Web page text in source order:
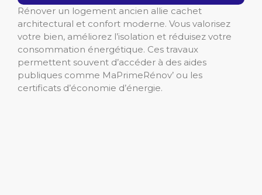
Rénover un logement ancien allie cachet
architectural et confort moderne. Vous valorisez
votre bien, améliorez l’isolation et réduisez votre
consommation énergétique. Ces travaux
permettent souvent d’accéder à des aides
publiques comme MaPrimeRénov’ ou les
certificats d’économie d’énergie.